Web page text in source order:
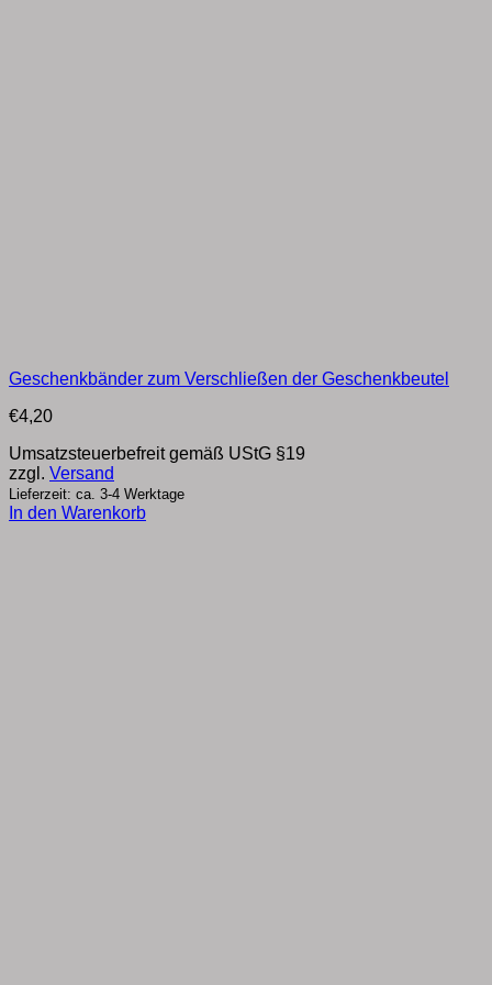
Geschenkbänder zum Verschließen der Geschenkbeutel
€4,20
Umsatzsteuerbefreit gemäß UStG §19
zzgl. Versand
Lieferzeit: ca. 3-4 Werktage
In den Warenkorb